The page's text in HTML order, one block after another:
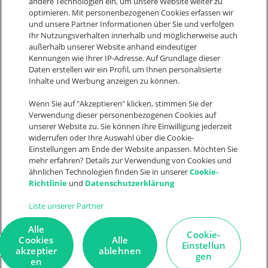
sales@weclapp.com
Nimm Kontakt auf
Let's connect
F
a
c
e
b
o
k
I
n
s
t
a
g
a
m
L
i
n
k
e
d
n
Y
o
u
t
u
b
Suche
© 2026
weclapp
AGB
Datenschutz
Impressum
Cookie
Einstellungen
Cookie
itde
optimieren. Mit personenbezogenen Cookies erfassen wir
und unsere Partner Informationen über Sie und verfolgen
Ihr Nutzungsverhalten innerhalb und möglicherweise auch
außerhalb unserer Website anhand eindeutiger
Kennungen wie Ihrer IP-Adresse. Auf Grundlage dieser
Daten erstellen wir ein Profil, um Ihnen personalisierte
Inhalte und Werbung anzeigen zu können.
Wenn Sie auf "Akzeptieren" klicken, stimmen Sie der
Verwendung dieser personenbezogenen Cookies auf
unserer Website zu. Sie können Ihre Einwilligung jederzeit
widerrufen oder Ihre Auswahl über die Cookie-
Einstellungen am Ende der Website anpassen. Möchten Sie
mehr erfahren? Details zur Verwendung von Cookies und
ähnlichen Technologien finden Sie in unsererCookie-
Richtlinie und Datenschutzerklärung
Liste unserer Partner
Cookie-
Einstellun
gen
Alle
ablehnen
Alle
Cookies
akzeptier
en